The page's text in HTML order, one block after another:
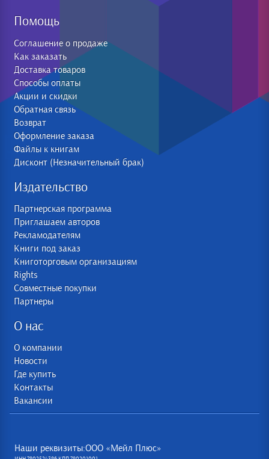
Помощь
Соглашение о продаже
Как заказать
Доставка товаров
Способы оплаты
Акции и скидки
Обратная связь
Возврат
Оформление заказа
Файлы к книгам
Дисконт (Незначительный брак)
Издательство
Партнерская программа
Приглашаем авторов
Рекламодателям
Книги под заказ
Книготорговым организациям
Rights
Совместные покупки
Партнеры
О нас
О компании
Новости
Где купить
Контакты
Вакансии
Наши реквизиты:ООО «Мейл Плюс»